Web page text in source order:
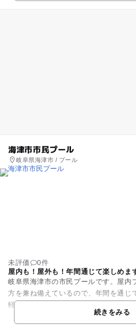
海津市市民プール
岐阜県海津市 / プール
未評価
0件
屋内も！屋外も！年間通じて楽しめま
岐阜県海津市の市民プールです。屋内
方を兼ね備えているので、年間を通じ
軽にお出かけできる市民プールですが
のプールや幼児用のプールは...続きをみる